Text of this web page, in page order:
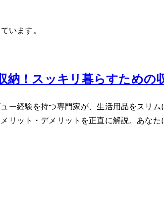
います。
納！スッキリ暮らすため
経験を持つ専門家が、生活用品をスリム
リット・デメリットを正直に解説。あな